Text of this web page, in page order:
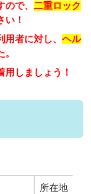
ので、二重ロック
い！
用者に対し、ヘル
用しましょう！
所在地